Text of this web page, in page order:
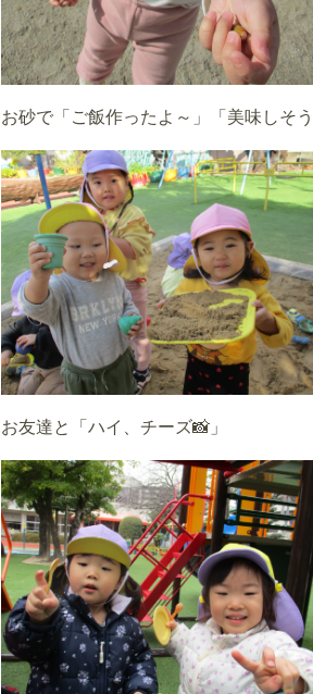
お砂で「ご飯作ったよ～」「美味しそう
お友達と「ハイ、チーズ📸」